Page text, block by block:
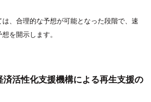
、合理的な予想が可能となった段階で、速
を開示します。
済活性化支援機構による再生支援の